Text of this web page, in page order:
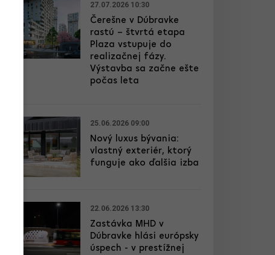
27.07.2026 10:30
Čerešne v Dúbravke
rastú – štvrtá etapa
Plaza vstupuje do
realizačnej fázy.
Výstavba sa začne ešte
počas leta
25.06.2026 09:00
Nový luxus bývania:
vlastný exteriér, ktorý
funguje ako ďalšia izba
22.06.2026 13:30
Zastávka MHD v
Dúbravke hlási európsky
úspech - v prestížnej